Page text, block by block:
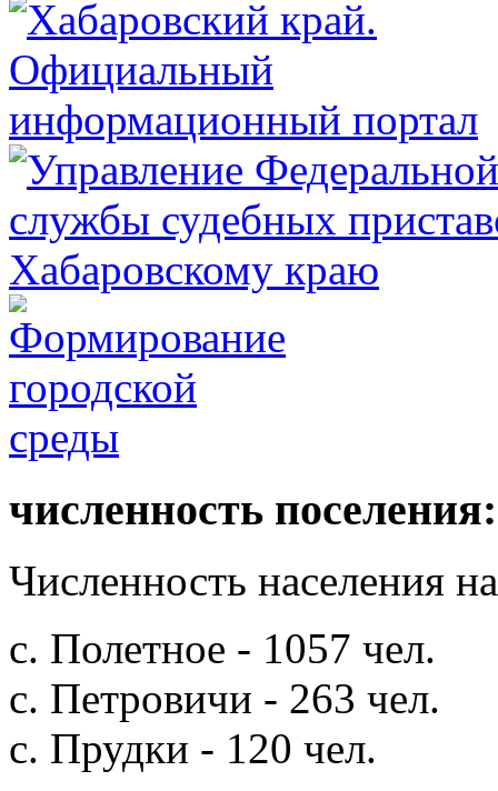
численность поселения:
Численность населения
с. Полетное - 1057 чел.
с. Петровичи - 263 чел.
с. Прудки - 120 чел.